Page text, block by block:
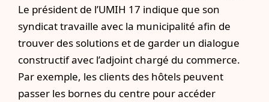
Le président de l’UMIH 17 indique que son
syndicat travaille avec la municipalité afin de
trouver des solutions et de garder un dialogue
constructif avec l’adjoint chargé du commerce.
Par exemple, les clients des hôtels peuvent
passer les bornes du centre pour accéder